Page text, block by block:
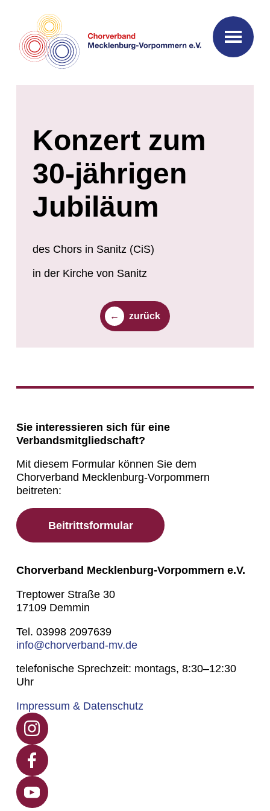
Konzert zum
30-jährigen
Jubiläum
des Chors in Sanitz (CiS)
in der Kirche von Sanitz
zurück
Sie interessieren sich für eine
Verbandsmitgliedschaft?
Mit diesem Formular können Sie dem
Chorverband Mecklenburg-Vorpommern
beitreten:
Beitrittsformular
Chorverband Mecklenburg-Vorpommern e.V.
Treptower Straße 30
17109 Demmin
Tel. 03998 2097639
info@chorverband-mv.de
telefonische Sprechzeit: montags, 8:30–12:30
Uhr
Impressum & Datenschutz